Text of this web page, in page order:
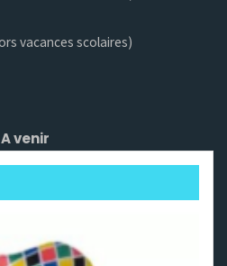
vacances scolaires)
A venir